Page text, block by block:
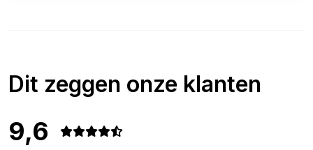
Dit zeggen onze klanten
9,6